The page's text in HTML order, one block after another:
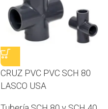
CRUZ PVC PVC SCH 80
LASCO USA